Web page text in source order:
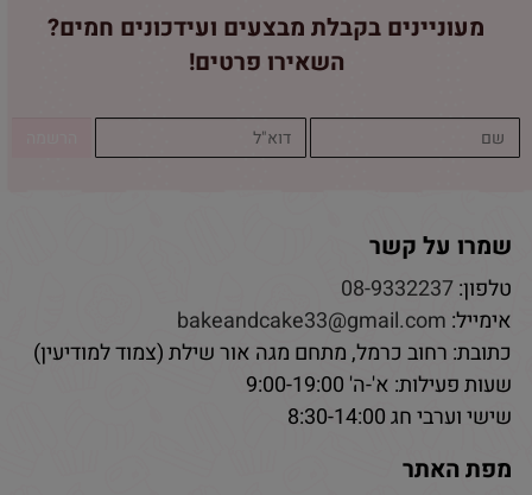
מעוניינים בקבלת מבצעים ועידכונים חמים?
השאירו פרטים!
שמרו על קשר
טלפון:08-9332237
אימייל: bakeandcake33@gmail.com
כתובת: רחוב כרמל, מתחם מגה אור שילת (צמוד למודיעין)
שעות פעילות: א'-ה' 9:00-19:00
שישי וערבי חג 8:30-14:00
מפת האתר